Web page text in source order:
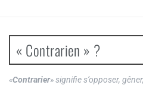
« Contrarien » ?
«Contrarier» signifie s’opposer,